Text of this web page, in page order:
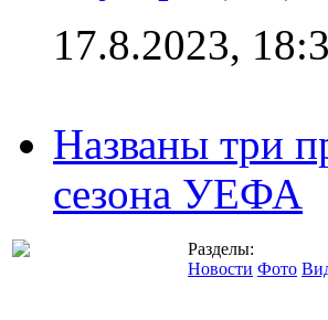
17.8.2023,
Названы три
сезона УЕФА
Разделы:
Новости Фото